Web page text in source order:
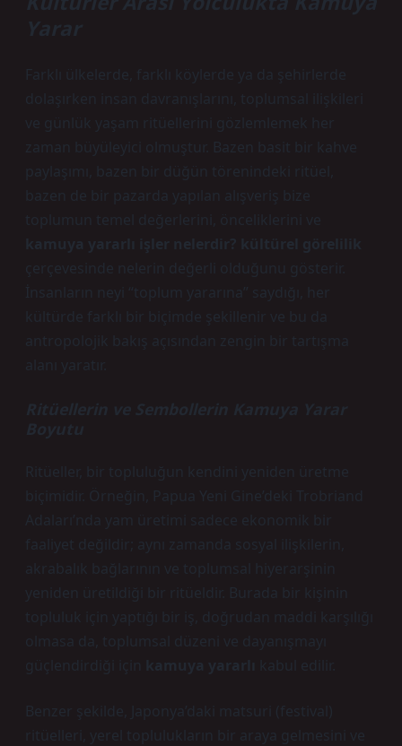
Yarar
Farklı ülkelerde, farklı köylerde ya da şehirlerde
dolaşırken insan davranışlarını, toplumsal ilişkileri
ve günlük yaşam ritüellerini gözlemlemek her
zaman büyüleyici olmuştur. Bazen basit bir kahve
paylaşımı, bazen bir düğün törenindeki ritüel,
bazen de bir pazarda yapılan alışveriş bize
toplumun temel değerlerini, önceliklerini ve
kamuya yararlı işler nelerdir? kültürel görelilik
çerçevesinde nelerin değerli olduğunu gösterir.
İnsanların neyi “toplum yararına” saydığı, her
kültürde farklı bir biçimde şekillenir ve bu da
antropolojik bakış açısından zengin bir tartışma
alanı yaratır.
Ritüellerin ve Sembollerin Kamuya Yarar
Boyutu
Ritüeller, bir topluluğun kendini yeniden üretme
biçimidir. Örneğin, Papua Yeni Gine’deki Trobriand
Adaları’nda yam üretimi sadece ekonomik bir
faaliyet değildir; aynı zamanda sosyal ilişkilerin,
akrabalık bağlarının ve toplumsal hiyerarşinin
yeniden üretildiği bir ritüeldir. Burada bir kişinin
topluluk için yaptığı bir iş, doğrudan maddi karşılığı
olmasa da, toplumsal düzeni ve dayanışmayı
güçlendirdiği için
kamuya yararlı kabul edilir.
Benzer şekilde, Japonya’daki matsuri (festival)
ritüelleri, yerel toplulukların bir araya gelmesini ve